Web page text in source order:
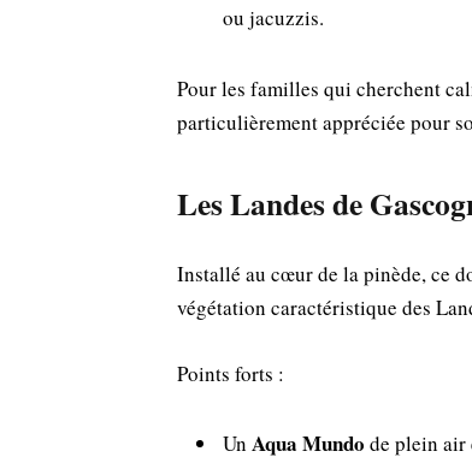
ou jacuzzis.
Pour les familles qui cherchent
particulièrement appréciée pour
Les Landes de
Installé au cœur de la pinède, ce
végétation caractéristique des
Points forts :
Un Aqua Mundo de plein air